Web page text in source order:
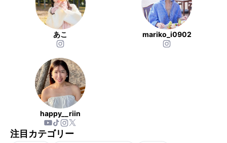
あこ mariko_i0902
happy__riin
注目カテゴリー